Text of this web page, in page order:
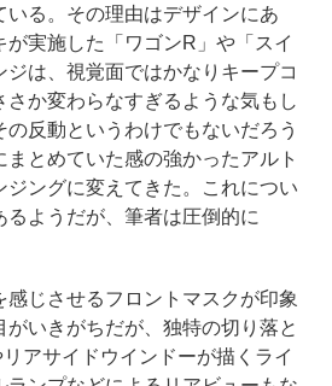
いる。その理由はデザインにあ
が実施した「ワゴンR」や「スイ
ジは、視覚面ではかなりキープコ
さか変わらなすぎるような気もし
反動というわけでもないだろう
とめていた感の強かったアルト
ジングに変えてきた。これについ
るようだが、筆者は圧倒的に
じさせるフロントマスクが印象
いきがちだが、独特の切り落と
アサイドウインドーが描くライ